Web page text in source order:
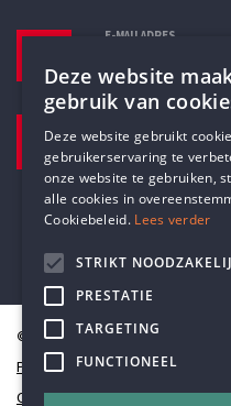
E-MAILADRES
Pottenbrug 4
Antwerpen, 2000
© Humanistisch Verbond 2026
Privacy
Cookiestatement
Deze website
gebruik van
Deze website gebruikt
gebruikerservaring te
onze website te gebruiken,
alle cookies in
Cookiebeleid. Lees verder
STRIKT
PRESTATIE
TARGETING
FUNCTIONEEL